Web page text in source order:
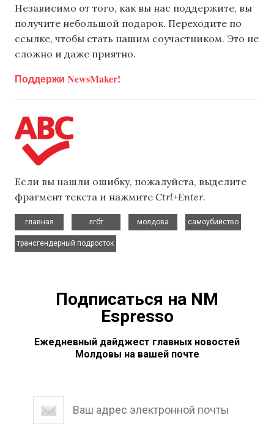
Независимо от того, как вы нас поддержите, вы
получите небольшой подарок. Переходите по
ссылке, чтобы стать нашим соучастником. Это не
сложно и даже приятно.
Поддержи NewsMaker!
Если вы нашли ошибку, пожалуйста, выделите
фрагмент текста и нажмите Ctrl+Enter.
главная
лгбт
молдова
самоубийство
трансгендерный подросток
Подписаться на NM
Espresso
Ежедневный дайджест главных новостей
Молдовы на вашей почте